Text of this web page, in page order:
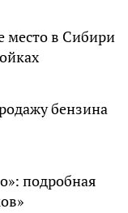
место в Сибири
бензина
подробная